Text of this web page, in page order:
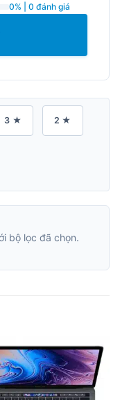
0% | 0 đánh giá
3 ★ 2 ★
bộ lọc đã chọn.